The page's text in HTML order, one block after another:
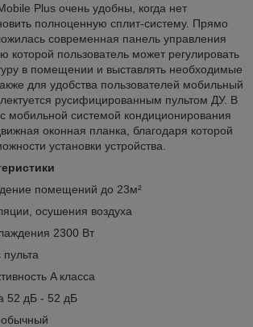
Plus очень удобны, когда нет
полноценную сплит-систему. Прямо
современная панель управления
которой пользователь может регулировать
в помещении и выставлять необходимые
для удобства пользователей мобильный
русифицированным пультом ДУ. В
мобильной системой кондиционирования
оконная планка, благодаря которой
установки устройства.
помещений до 23м²
осушения воздуха
2300 Вт
A класса
52 дБ - 52 дБ